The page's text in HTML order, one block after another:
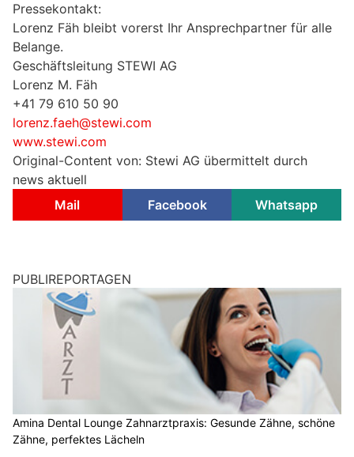
Pressekontakt:
Lorenz Fäh bleibt vorerst Ihr Ansprechpartner für alle
Belange.
Geschäftsleitung STEWI AG
Lorenz M. Fäh
+41 79 610 50 90
lorenz.faeh@stewi.com
www.stewi.com
Original-Content von: Stewi AG übermittelt durch
news aktuell
Mail
Facebook Whatsapp
PUBLIREPORTAGEN
Amina Dental Lounge Zahnarztpraxis: Gesunde Zähne, schöne
Zähne, perfektes Lächeln